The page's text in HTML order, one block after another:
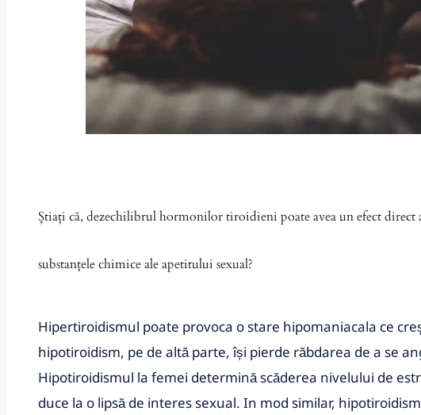
Știați că, dezechilibrul hormonilor tiroidieni poate avea un efect direct
substanțele chimice ale apetitului sexual?
Hipertiroidismul poate provoca o stare hipomaniacala ce
hipotiroidism, pe de altă parte, își pierde răbdarea de a se
Hipotiroidismul la femei determină scăderea nivelului de
duce la o lipsă de interes sexual. In mod similar,